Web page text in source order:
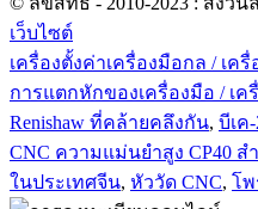
เว็บไซต์
เครื่องตั้งค่าเครื่องมือกล / เค
การแตกหักของเครื่องมือ / เค
Renishaw ที่คล้ายคลึงกัน, บีเค
CNC ความแม่นยำสูง CP40
ในประเทศจีน, หัววัด CNC, โพ